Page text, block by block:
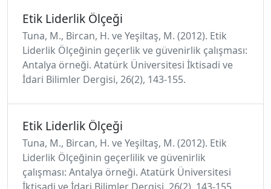
Etik Liderlik Ölçeği
Tuna, M., Bircan, H. ve Yeşiltaş, M. (2012). Etik
Liderlik Ölçeğinin geçerlik ve güvenirlik çalışması:
Antalya örneği. Atatürk Üniversitesi İktisadi ve
İdari Bilimler Dergisi, 26(2), 143-155.
Etik Liderlik Ölçeği
Tuna, M., Bircan, H. ve Yeşiltaş, M. (2012). Etik
Liderlik Ölçeğinin geçerlilik ve güvenirlik
çalışması: Antalya örneği. Atatürk Üniversitesi